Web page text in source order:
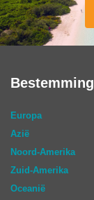
Bestemming
Europa
Azië
Noord-Amerika
Zuid-Amerika
Oceanië